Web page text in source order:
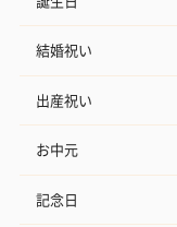
結婚祝い
出産祝い
お中元
記念日